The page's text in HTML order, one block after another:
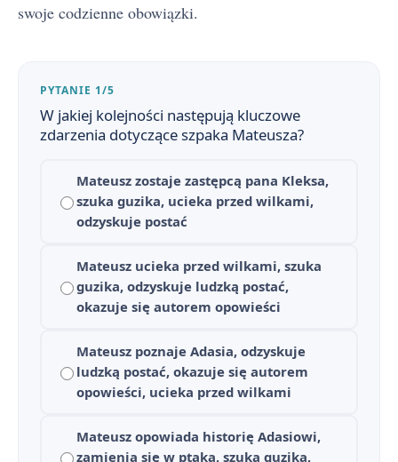
swoje codzienne obowiązki.
PYTANIE 1/5
W jakiej kolejności następują kluczowe
zdarzenia dotyczące szpaka Mateusza?
Mateusz zostaje zastępcą pana Kleksa,
szuka guzika, ucieka przed wilkami,
odzyskuje postać
Mateusz ucieka przed wilkami, szuka
guzika, odzyskuje ludzką postać,
okazuje się autorem opowieści
Mateusz poznaje Adasia, odzyskuje
ludzką postać, okazuje się autorem
opowieści, ucieka przed wilkami
Mateusz opowiada historię Adasiowi,
zamienia się w ptaka, szuka guzika,
Akademia Pana Kleksa - bohaterowie